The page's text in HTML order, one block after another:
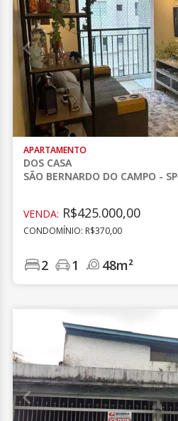
APARTAMENTO
DOS CASA
SÃO BERNARDO DO CAMPO - SP
VENDA: R$425.000,00
CONDOMÍNIO: R$370,00
2 1 48m²